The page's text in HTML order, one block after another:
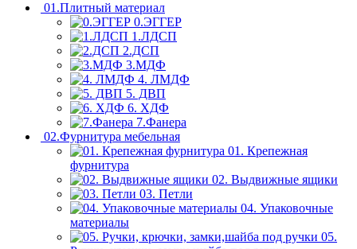
01.Плитный материал
0.ЭГГЕР
1.ЛДСП
2.ДСП
3.МДФ
4. ЛМДФ
5. ДВП
6. ХДФ
7.Фанера
02.Фурнитура мебельная
01. Крепежная
фурнитура
02. Выдвижные ящики
03. Петли
04. Упаковочные
материалы
05.